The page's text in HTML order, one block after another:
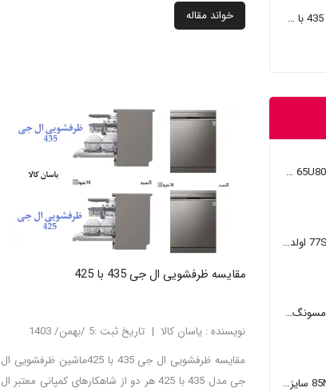
خواند مقاله
مقایسه ظرفشویی ال جی 435 با 425
نویسنده : یاسان کالا
تاریخ ثبت :5 /بهمن/ 1403
مقایسه ظرفشویی ال جی 435 با 425ماشین ظرفشویی ال
جی مدل 435 با 425 هر دو از شاهکارهای کمپانی معتبر ال
مقایسه ظرفشویی ال جی 435 با 325
تلویزیون سامسونگ 65U8000H سایز 65 اینچ 2026
تلویزیون سامسونگ 77S90F اولد 77 اینچ
یخچال ساید بای ساید سامسونگ RM90
تلویزیون ال جی 85NU840B سایز 85 اینچ 2026